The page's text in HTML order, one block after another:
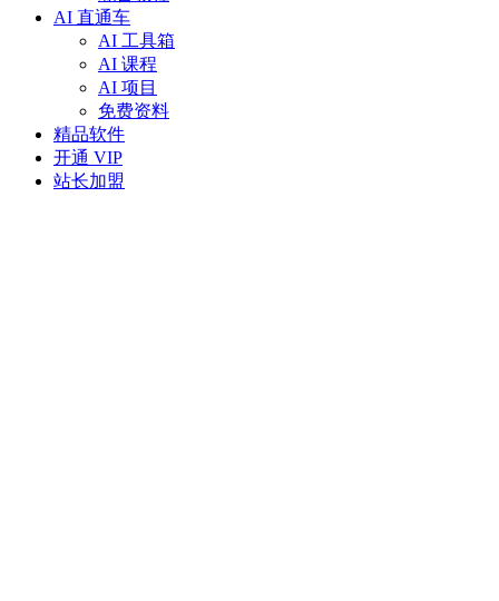
AI 直通车
AI 工具箱
AI 课程
AI 项目
免费资料
精品软件
开通 VIP
站长加盟